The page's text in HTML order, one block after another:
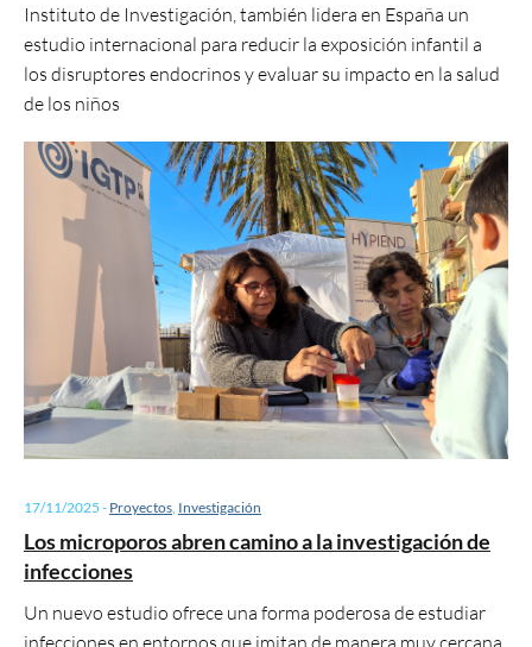
Instituto de Investigación, también lidera en España un
estudio internacional para reducir la exposición infantil a
los disruptores endocrinos y evaluar su impacto en la salud
de los niños
17/11/2025 - Proyectos, Investigación
Los microporos abren camino a la investigación de
infecciones
Un nuevo estudio ofrece una forma poderosa de estudiar
infecciones en entornos que imitan de manera muy cercana